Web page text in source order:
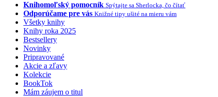
Knihomoľský pomocník Spýtajte sa Sherlocka, čo čítať
Odporúčame pre vás Knižné tipy ušité na mieru vám
Všetky knihy
Knihy roka 2025
Bestsellery
Novinky
Pripravované
Akcie a zľavy
Kolekcie
BookTok
Mám záujem o titul